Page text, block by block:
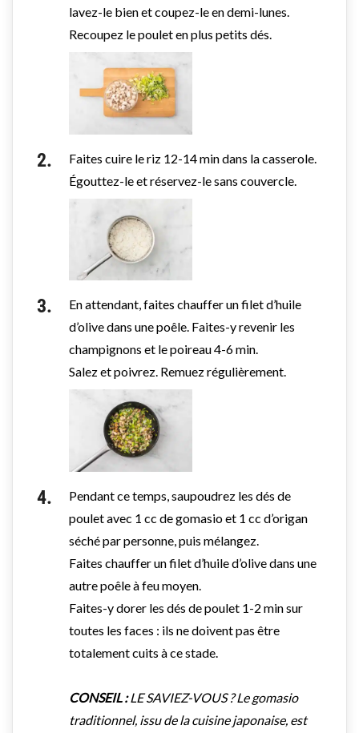
lavez-le bien et coupez-le en demi-lunes.
Recoupez le poulet en plus petits dés.
Faites cuire le riz 12-14 min dans la casserole.
Égouttez-le et réservez-le sans couvercle.
En attendant, faites chauffer un filet d’huile
d’olive dans une poêle. Faites-y revenir les
champignons et le poireau 4-6 min.
Salez et poivrez. Remuez régulièrement.
Pendant ce temps, saupoudrez les dés de
poulet avec 1 cc de gomasio et 1 cc d’origan
séché par personne, puis mélangez.
Faites chauffer un filet d’huile d’olive dans une
autre poêle à feu moyen.
Faites-y dorer les dés de poulet 1-2 min sur
toutes les faces : ils ne doivent pas être
totalement cuits à ce stade.
CONSEIL :LE SAVIEZ-VOUS ? Le gomasio
traditionnel, issu de la cuisine japonaise, est